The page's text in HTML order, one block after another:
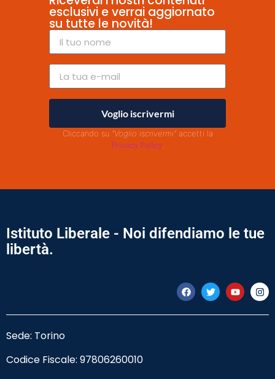
esclusivi e verrai aggiornato
su tutte le novità!
Voglio iscrivermi
Cliccando su "Voglio iscrivermi"accetti la
Privacy Policy
Istituto Liberale - Noi difendiamo le tue
libertà.
Sede: Torino
Codice Fiscale: 97806260010